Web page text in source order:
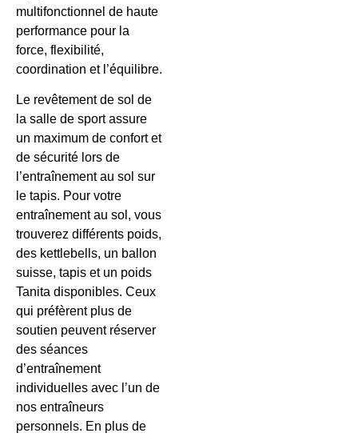
multifonctionnel de haute
performance pour la
force, flexibilité,
coordination et l’équilibre.
Le revêtement de sol de
la salle de sport assure
un maximum de confort et
de sécurité lors de
l’entraînement au sol sur
le tapis. Pour votre
entraînement au sol, vous
trouverez différents poids,
des kettlebells, un ballon
suisse, tapis et un poids
Tanita disponibles. Ceux
qui préfèrent plus de
soutien peuvent réserver
des séances
d’entraînement
individuelles avec l’un de
nos entraîneurs
personnels. En plus de